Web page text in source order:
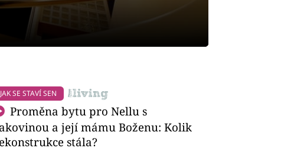
JAK SE STAVÍ SEN
Proměna bytu pro Nellu s
a její mámu Boženu: Kolik
stála?